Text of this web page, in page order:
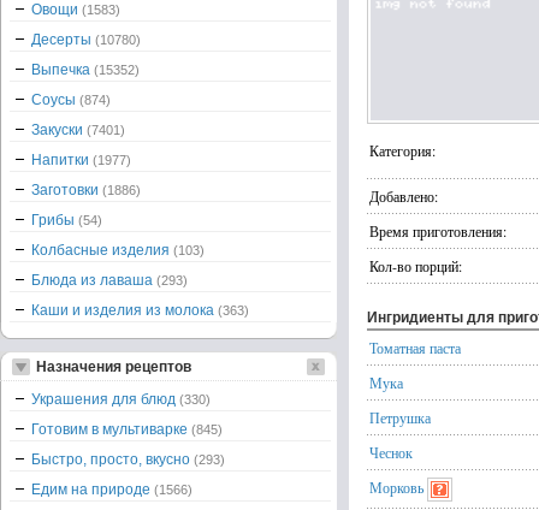
Категория:
Добавлено:
Время приготовления:
Кол-во порций:
Ингридиенты для
Томатная паста
Мука
Петрушка
Чеснок
Морковь
Овощи (1583)
Десерты (10780)
Выпечка (15352)
Соусы (874)
Закуски (7401)
Напитки (1977)
Заготовки (1886)
Грибы (54)
Колбасные изделия (103)
Блюда из лаваша (293)
Каши и изделия из молока (363)
Назначения рецептов
Украшения для блюд (330)
Готовим в мультиварке (845)
Быстро, просто, вкусно (293)
Едим на природе (1566)